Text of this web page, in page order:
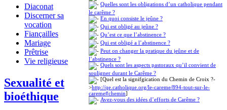
Diaconat
Discerner sa
vocation
Fiançailles
Mariage
Prêtrise
Vie religieuse
Sexualité et
bioéthique
Quelles sont les obligations d’un catholique pendant
le carême ?
En quoi consiste le jeûne ?
Qui est obligé au jeûne ?
Qu’est ce que l’abstinence ?
Qui est obligé a l’abstinence ?
Peut on changer la pratique du jeûne et de
l’abstinence ?
Quels sont les aspects pastoraux qu’il convient de
souligner durant le Carême ?
[Quel est la signifgication du Chemin de Croix ?-
>http://qe.catholique.org/le-careme/894-tout-sur-le-
careme#chemin]
Avez-vous des idées d’efforts de Carême ?